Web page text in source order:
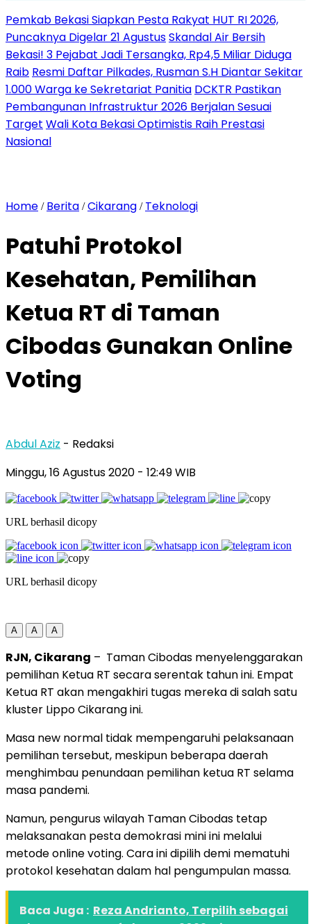
Pemkab Bekasi Siapkan Pesta Rakyat HUT RI 2026,
Puncaknya Digelar 21 AgustusSkandal Air Bersih
Bekasi! 3 Pejabat Jadi Tersangka, Rp4,5 Miliar Diduga
Raib Resmi Daftar Pilkades, Rusman S.H Diantar Sekitar
1.000 Warga ke Sekretariat Panitia DCKTR Pastikan
Pembangunan Infrastruktur 2026 Berjalan Sesuai
Target Wali Kota Bekasi Optimistis Raih Prestasi
Nasional
Home / Berita /Cikarang / Teknologi
Patuhi Protokol
Kesehatan, Pemilihan
Ketua RT di Taman
Cibodas Gunakan Online
Voting
Abdul Aziz - Redaksi
Minggu, 16 Agustus 2020 - 12:49 WIB
URL berhasil dicopy
URL berhasil dicopy
A A A
RJN, Cikarang – Taman Cibodas menyelenggarakan
pemilihan Ketua RT secara serentak tahun ini. Empat
Ketua RT akan mengakhiri tugas mereka di salah satu
kluster Lippo Cikarang ini.
Masa new normal tidak mempengaruhi pelaksanaan
pemilihan tersebut, meskipun beberapa daerah
menghimbau penundaan pemilihan ketua RT selama
masa pandemi.
Namun, pengurus wilayah Taman Cibodas tetap
melaksanakan pesta demokrasi mini ini melalui
metode online voting. Cara ini dipilih demi mematuhi
protokol kesehatan dalam hal pengumpulan massa.
Baca Juga : Reza Andrianto, Terpilih sebagai